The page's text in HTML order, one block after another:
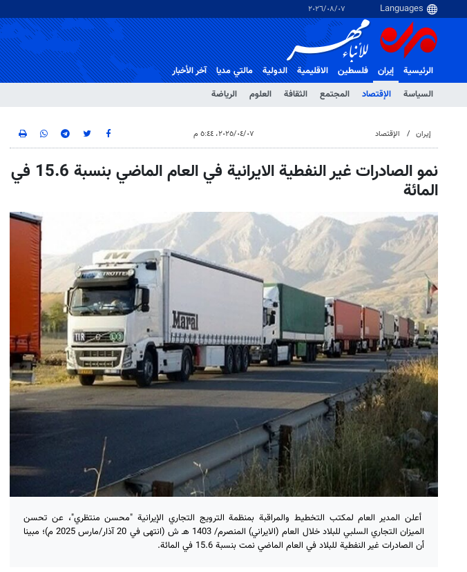
٠٧‏/٠٨‏/٢٠٢٦
الرئيسية
إيران
السياسة
الإقتصاد المجتمع الثقافة العلوم الرياضة
فلسطین الاقلیمیة الدولية مالتي مدیا آخر الأخبار
إيران الإقتصاد ٠٧‏/٠٤‏/٢٠٢٥، ٥:٤٤ م
نمو الصادرات غير النفطية الايرانية في العام الماضي بنسبة 15.6 في
المائة
أعلن المدير العام لمكتب التخطيط والمراقبة بمنظمة الترویج التجاري الإيرانية "محسن منتظري"، عن تحسن
الميزان التجاري السلبي للبلاد خلال العام (الايراني) المنصرم/ 1403 هـ ش (انتهى في 20 آذار/مارس 2025 م)؛ مبينا
أن الصادرات غير النفطية للبلاد في العام الماضي نمت بنسبة 15.6 في المائة.